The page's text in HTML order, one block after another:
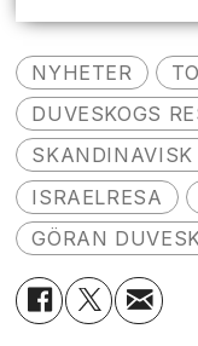
NYHETER
DUVESKOGS
SKANDINAVISK
ISRAELRESA
GÖRAN